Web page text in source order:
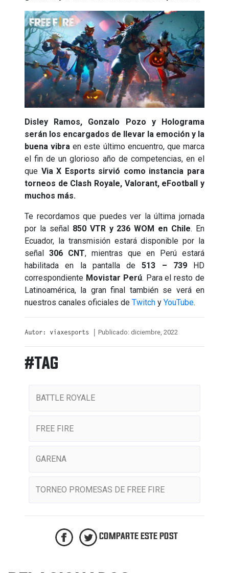
Disley Ramos, Gonzalo Pozo y Holograma
serán los encargados de llevar la emoción y la
buena vibraen este último encuentro, que marca
el fin de un glorioso año de competencias, en el
que Via X Esports sirvió como instancia para
torneos de Clash Royale, Valorant, eFootball y
muchos más.
Te recordamos que puedes ver la última jornada
por la señal
850 VTR y 236 WOM en Chile. En
Ecuador, la transmisión estará disponible por la
señal 306 CNT, mientras que en Perú estará
habilitada en la pantalla de 513 – 739
HD
correspondiente Movistar Perú. Para el resto de
Latinoamérica, la gran final también se verá en
nuestros canales oficiales de Twitch y YouTube.
Autor: viaxesports | Publicado: diciembre, 2022
#TAG
BATTLE ROYALE
FREE FIRE
GARENA
TORNEO PROMESAS DE FREE FIRE
COMPARTE ESTE POST